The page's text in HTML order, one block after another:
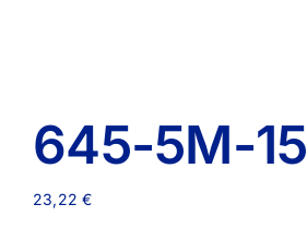
645-5M-15
23,22€